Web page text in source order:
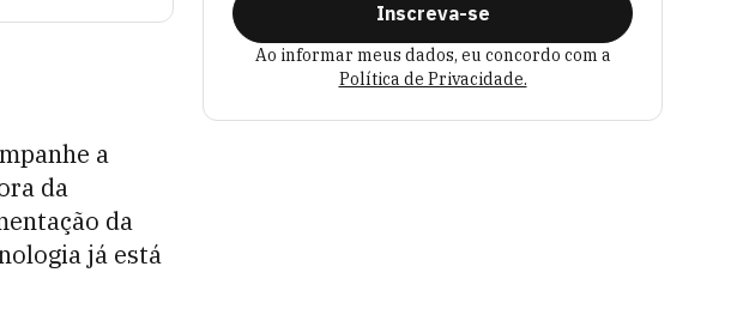
a
da
da
já está
Inscreva-se
Ao informar meus dados, eu concordo com a
Política de Privacidade.